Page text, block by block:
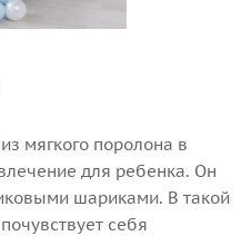
из мягкого поролона в
для ребенка. Он
шариками. В такой
себя